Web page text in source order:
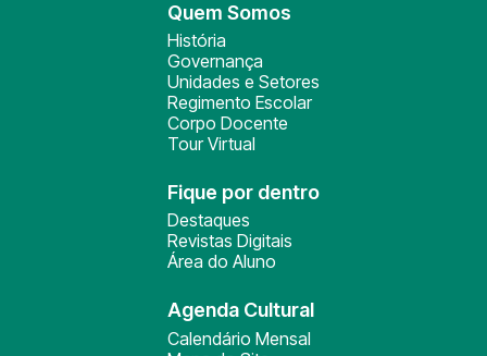
Quem Somos
História
Governança
Unidades e Setores
Regimento Escolar
Corpo Docente
Tour Virtual
Fique por dentro
Destaques
Revistas Digitais
Área do Aluno
Agenda Cultural
Calendário Mensal